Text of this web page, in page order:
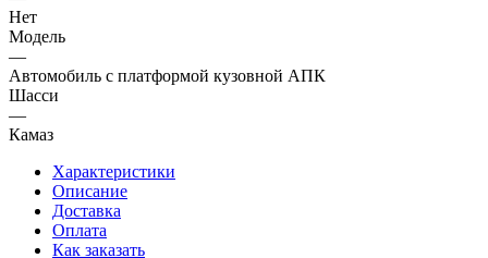
Нет
Модель
—
Автомобиль с платформой кузовной АПК
Шасси
—
Камаз
Характеристики
Описание
Доставка
Оплата
Как заказать